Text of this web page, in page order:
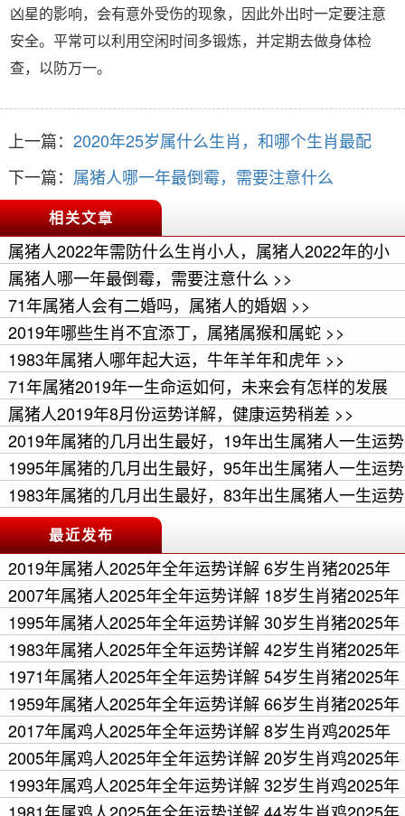
凶星的影响，会有意外受伤的现象，因此外出时一定要注意
安全。平常可以利用空闲时间多锻炼，并定期去做身体检
查，以防万一。
上一篇： 2020年25岁属什么生肖，和哪个生肖最配
下一篇： 属猪人哪一年最倒霉，需要注意什么
相关文章
属猪人2022年需防什么生肖小人，属猪人2022年的小
人属相 >>
属猪人哪一年最倒霉，需要注意什么 >>
71年属猪人会有二婚吗，属猪人的婚姻 >>
2019年哪些生肖不宜添丁，属猪属猴和属蛇 >>
1983年属猪人哪年起大运，牛年羊年和虎年 >>
71年属猪2019年一生命运如何，未来会有怎样的发展
>>
属猪人2019年8月份运势详解，健康运势稍差 >>
2019年属猪的几月出生最好，19年出生属猪人一生运势
如何 >>
1995年属猪的几月出生最好，95年出生属猪人一生运势
如何 >>
1983年属猪的几月出生最好，83年出生属猪人一生运势
如何 >>
最近发布
2019年属猪人2025年全年运势详解 6岁生肖猪2025年
每月运程 >>
2007年属猪人2025年全年运势详解 18岁生肖猪2025年
每月运程 >>
1995年属猪人2025年全年运势详解 30岁生肖猪2025年
每月运程 >>
1983年属猪人2025年全年运势详解 42岁生肖猪2025年
每月运程 >>
1971年属猪人2025年全年运势详解 54岁生肖猪2025年
每月运程 >>
1959年属猪人2025年全年运势详解 66岁生肖猪2025年
每月运程 >>
2017年属鸡人2025年全年运势详解 8岁生肖鸡2025年
每月运程 >>
2005年属鸡人2025年全年运势详解 20岁生肖鸡2025年
每月运程 >>
1993年属鸡人2025年全年运势详解 32岁生肖鸡2025年